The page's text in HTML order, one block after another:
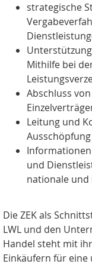
strategische
Mithilfe bei
Abschluss
Leitung und
und
nationale
Die ZEK als
LWL und den
Handel steht mit
Einkäufern für eine